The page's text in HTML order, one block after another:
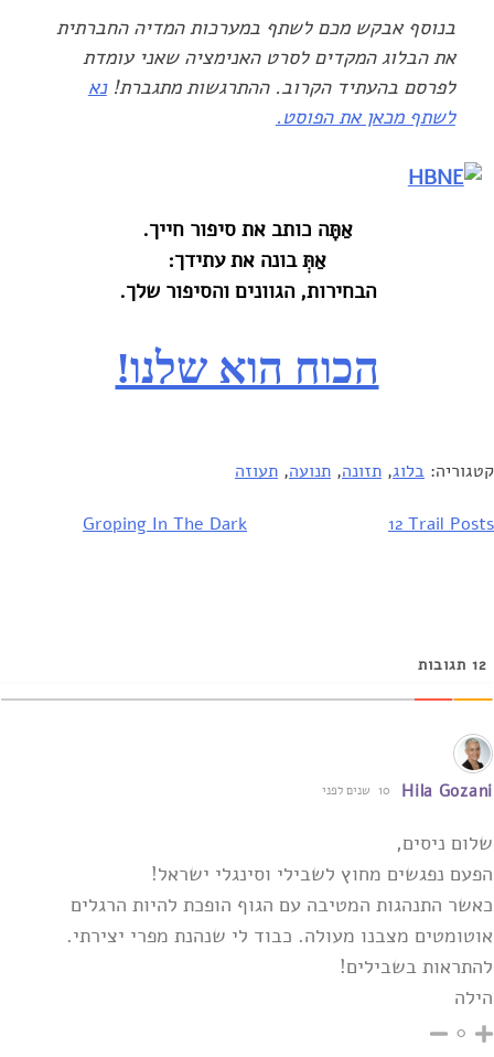
בנוסף אבקש מכם לשתף במערכות המדיה החברתית
את הבלוג המקדים לסרט האנימציה שאני עומדת
לפרסם בהעתיד הקרוב. ההתרגשות מתגברת!נא
לשתף מכאן את הפוסט.
אַתָּה כותב את סיפור חייך‎.‎
אַתְּ בונה את עתידך‎:‎
הבחירות, הגוונים והסיפור שלך‎.‎
הכוח הוא שלנו!‏
קטגוריה: בלוג, תזונה, תנועה, תעוזה
ניווט Groping In The Dark ‎12 Trail Posts‎
12 תגובות
Hila Gozani 10 שנים לפני
שלום ניסים,
הפעם נפגשים מחוץ לשבילי וסינגלי ישראל!
כאשר התנהגות המטיבה עם הגוף הופכת להיות הרגלים
אוטומטים מצבנו מעולה. כבוד לי שנהנת מפרי יצירתי.
להתראות בשבילים!
הילה
0